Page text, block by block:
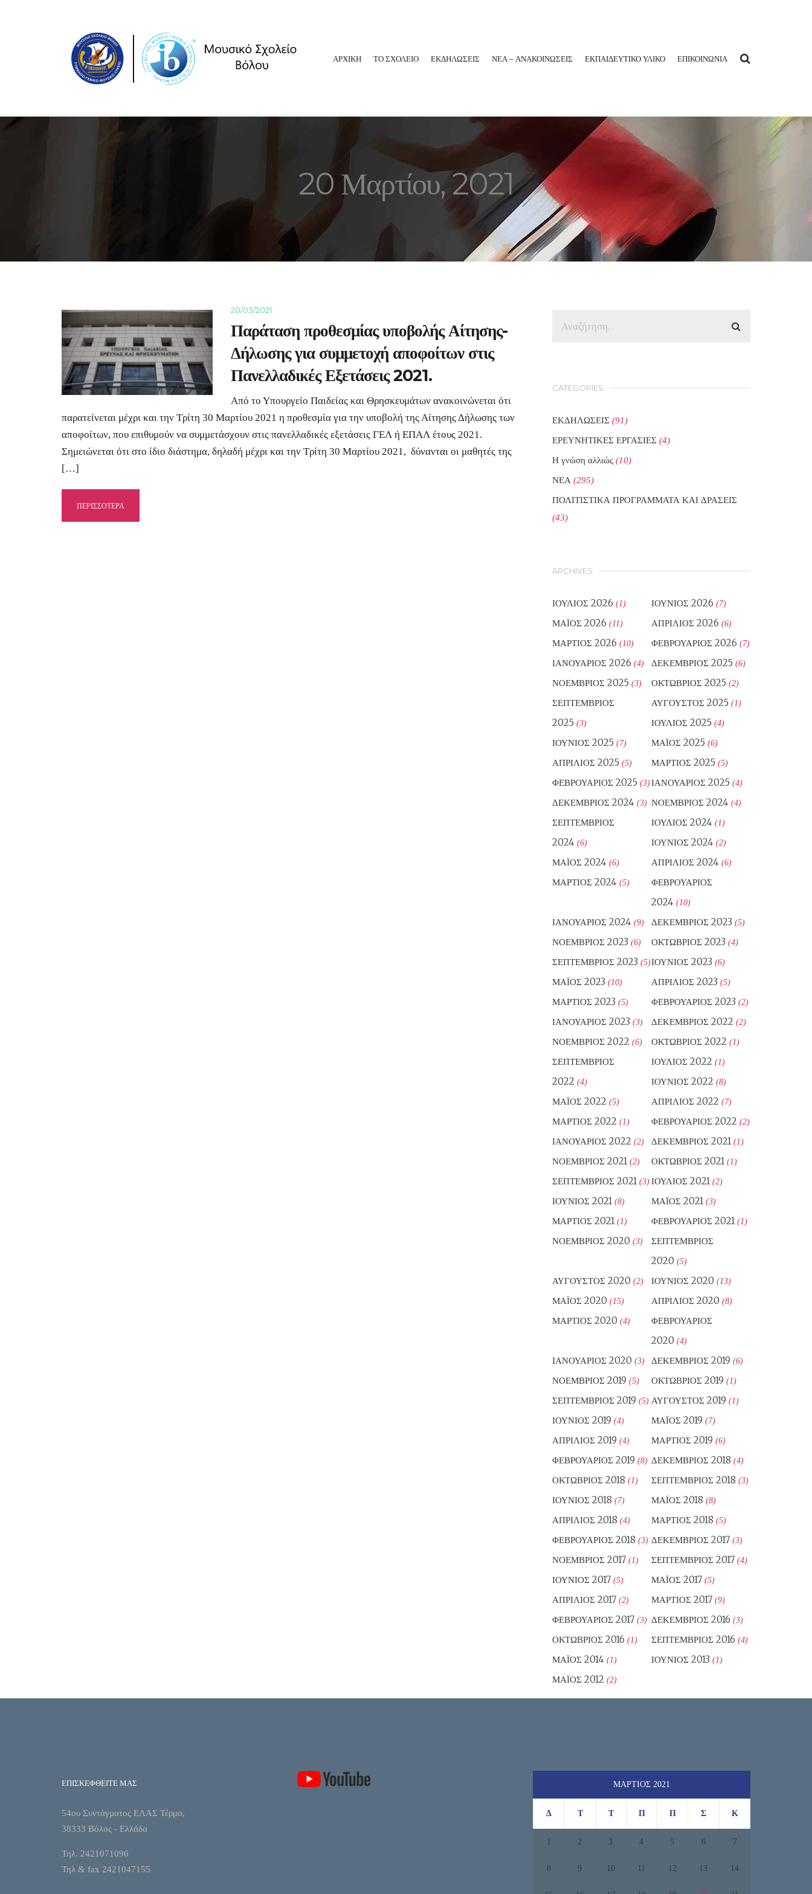
ΑΡΧΙΚΗ ΤΟ ΣΧΟΛΕΙΟ ΕΚΔΗΛΩΣΕΙΣ ΝΕΑ – ΑΝΑΚΟΙΝΩΣΕΙΣ ΕΚΠΑΙΔΕΥΤΙΚΟ ΥΛΙΚΟ ΕΠΙΚΟΙΝΩΝΙΑ
20 Μαρτίου, 2021
20/03/2021
Παράταση προθεσμίας υποβολής Αίτησης-
Δήλωσης για συμμετοχή αποφοίτων στις
Πανελλαδικές Εξετάσεις 2021.
Από το Υπουργείο Παιδείας και Θρησκευμάτων ανακοινώνεται ότι
παρατείνεται μέχρι και την Τρίτη 30 Μαρτίου 2021 η προθεσμία για την υποβολή της Αίτησης Δήλωσης των
αποφοίτων, που επιθυμούν να συμμετάσχουν στις πανελλαδικές εξετάσεις ΓΕΛ ή ΕΠΑΛ έτους 2021.
Σημειώνεται ότι στο ίδιο διάστημα, δηλαδή μέχρι και την Τρίτη 30 Μαρτίου 2021, δύνανται οι μαθητές της
[…]
ΠΕΡΙΣΣΟΤΕΡΑ
CATEGORIES
ΕΚΔΗΛΩΣΕΙΣ (91)
ΕΡΕΥΝΗΤΙΚΕΣ ΕΡΓΑΣΙΕΣ (4)
Η γνώση αλλιώς (10)
ΝΕΑ (295)
ΠΟΛΙΤΙΣΤΙΚΑ ΠΡΟΓΡΑΜΜΑΤΑ ΚΑΙ ΔΡΑΣΕΙΣ
(43)
ARCHIVES
ΙΟΎΛΙΟΣ 2026 (1) ΙΟΎΝΙΟΣ 2026 (7)
ΜΆΙΟΣ 2026 (11) ΑΠΡΊΛΙΟΣ 2026 (6)
ΜΆΡΤΙΟΣ 2026 (10) ΦΕΒΡΟΥΆΡΙΟΣ 2026 (7)
ΙΑΝΟΥΆΡΙΟΣ 2026 (4) ΔΕΚΈΜΒΡΙΟΣ 2025 (6)
ΝΟΈΜΒΡΙΟΣ 2025 (3) ΟΚΤΏΒΡΙΟΣ 2025 (2)
ΣΕΠΤΈΜΒΡΙΟΣ
2025 (3)
ΑΎΓΟΥΣΤΟΣ 2025 (1)
ΙΟΎΛΙΟΣ 2025 (4)
ΙΟΎΝΙΟΣ 2025 (7) ΜΆΙΟΣ 2025 (6)
ΑΠΡΊΛΙΟΣ 2025 (5) ΜΆΡΤΙΟΣ 2025 (5)
ΦΕΒΡΟΥΆΡΙΟΣ 2025 (3)ΙΑΝΟΥΆΡΙΟΣ 2025 (4)
ΔΕΚΈΜΒΡΙΟΣ 2024 (3) ΝΟΈΜΒΡΙΟΣ 2024 (4)
ΣΕΠΤΈΜΒΡΙΟΣ
2024 (6)
ΙΟΎΛΙΟΣ 2024 (1)
ΙΟΎΝΙΟΣ 2024 (2)
ΜΆΙΟΣ 2024 (6) ΑΠΡΊΛΙΟΣ 2024 (6)
ΜΆΡΤΙΟΣ 2024 (5)
ΦΕΒΡΟΥΆΡΙΟΣ
2024 (10)
ΙΑΝΟΥΆΡΙΟΣ 2024 (9) ΔΕΚΈΜΒΡΙΟΣ 2023 (5)
ΝΟΈΜΒΡΙΟΣ 2023 (6) ΟΚΤΏΒΡΙΟΣ 2023 (4)
ΣΕΠΤΈΜΒΡΙΟΣ 2023 (5)ΙΟΎΝΙΟΣ 2023 (6)
ΜΆΙΟΣ 2023 (10) ΑΠΡΊΛΙΟΣ 2023 (5)
ΜΆΡΤΙΟΣ 2023 (5) ΦΕΒΡΟΥΆΡΙΟΣ 2023 (2)
ΙΑΝΟΥΆΡΙΟΣ 2023 (3) ΔΕΚΈΜΒΡΙΟΣ 2022 (2)
ΝΟΈΜΒΡΙΟΣ 2022 (6) ΟΚΤΏΒΡΙΟΣ 2022 (1)
ΣΕΠΤΈΜΒΡΙΟΣ
2022 (4)
ΙΟΎΛΙΟΣ 2022 (1)
ΙΟΎΝΙΟΣ 2022 (8)
ΜΆΙΟΣ 2022 (5) ΑΠΡΊΛΙΟΣ 2022 (7)
ΜΆΡΤΙΟΣ 2022 (1) ΦΕΒΡΟΥΆΡΙΟΣ 2022 (2)
ΙΑΝΟΥΆΡΙΟΣ 2022 (2) ΔΕΚΈΜΒΡΙΟΣ 2021 (1)
ΝΟΈΜΒΡΙΟΣ 2021 (2) ΟΚΤΏΒΡΙΟΣ 2021 (1)
ΣΕΠΤΈΜΒΡΙΟΣ 2021 (3)ΙΟΎΛΙΟΣ 2021 (2)
ΙΟΎΝΙΟΣ 2021 (8) ΜΆΙΟΣ 2021 (3)
ΜΆΡΤΙΟΣ 2021 (1) ΦΕΒΡΟΥΆΡΙΟΣ 2021 (1)
ΝΟΈΜΒΡΙΟΣ 2020 (3)
ΣΕΠΤΈΜΒΡΙΟΣ
2020 (5)
ΑΎΓΟΥΣΤΟΣ 2020 (2) ΙΟΎΝΙΟΣ 2020 (13)
ΜΆΙΟΣ 2020 (15) ΑΠΡΊΛΙΟΣ 2020 (8)
ΜΆΡΤΙΟΣ 2020 (4)
ΦΕΒΡΟΥΆΡΙΟΣ
2020 (4)
ΙΑΝΟΥΆΡΙΟΣ 2020 (3) ΔΕΚΈΜΒΡΙΟΣ 2019 (6)
ΝΟΈΜΒΡΙΟΣ 2019 (5) ΟΚΤΏΒΡΙΟΣ 2019 (1)
ΣΕΠΤΈΜΒΡΙΟΣ 2019 (5) ΑΎΓΟΥΣΤΟΣ 2019 (1)
ΙΟΎΝΙΟΣ 2019 (4) ΜΆΙΟΣ 2019 (7)
ΑΠΡΊΛΙΟΣ 2019 (4) ΜΆΡΤΙΟΣ 2019 (6)
ΦΕΒΡΟΥΆΡΙΟΣ 2019 (8) ΔΕΚΈΜΒΡΙΟΣ 2018 (4)
ΟΚΤΏΒΡΙΟΣ 2018 (1) ΣΕΠΤΈΜΒΡΙΟΣ 2018 (3)
ΙΟΎΝΙΟΣ 2018 (7) ΜΆΙΟΣ 2018 (8)
ΑΠΡΊΛΙΟΣ 2018 (4) ΜΆΡΤΙΟΣ 2018 (5)
ΦΕΒΡΟΥΆΡΙΟΣ 2018 (3) ΔΕΚΈΜΒΡΙΟΣ 2017 (3)
ΝΟΈΜΒΡΙΟΣ 2017 (1) ΣΕΠΤΈΜΒΡΙΟΣ 2017 (4)
ΙΟΎΝΙΟΣ 2017 (5) ΜΆΙΟΣ 2017 (5)
ΑΠΡΊΛΙΟΣ 2017 (2) ΜΆΡΤΙΟΣ 2017 (9)
ΦΕΒΡΟΥΆΡΙΟΣ 2017 (3) ΔΕΚΈΜΒΡΙΟΣ 2016 (3)
ΟΚΤΏΒΡΙΟΣ 2016 (1) ΣΕΠΤΈΜΒΡΙΟΣ 2016 (4)
ΜΆΙΟΣ 2014 (1) ΙΟΎΝΙΟΣ 2013 (1)
ΜΆΙΟΣ 2012 (2)
ΕΠΙΣΚΕΦΘΕΙΤΕ ΜΑΣ
54ου Συντάγματος ΕΛΑΣ Τέρμα,
38333 Βόλος - Ελλάδα
Τηλ. 2421071096
Τηλ & fax 2421047155
ΜΆΡΤΙΟΣ 2021
Δ Τ Τ Π Π Σ Κ
1 2 3 4 5 6 7
8 9 10 11 12 13 14